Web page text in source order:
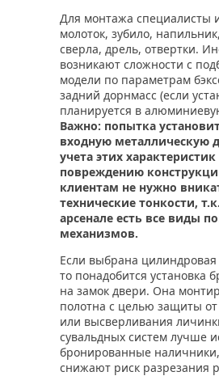
Для монтажа специалисты
молоток, зубило,
сверла, дрель, отвертки.
возникают сложности с
модели по параметрам
задний дорнмасс (если
планируется в
Важно: попытка
входную металлическую
учета этих
повреждению
клиентам не нужно
технические тонкости,
арсенале есть все виды
механизмов.
Если выбрана цилиндровая
то понадобится установка
на замок двери. Она
полотна с целью защиты
или высверливания
сувальдных систем лучше
бронированные
снижают риск разрезания